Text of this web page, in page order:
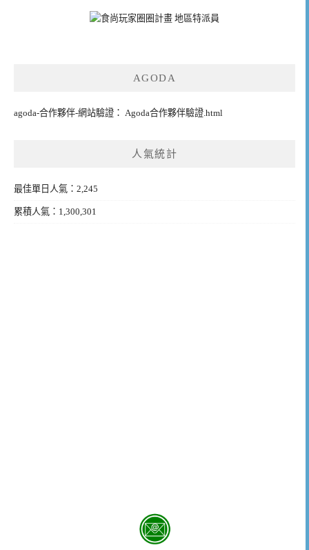
AGODA
agoda-合作夥伴-網站驗證： Agoda合作夥伴驗證.html
人氣統計
最佳單日人氣：2,245
累積人氣：1,300,301